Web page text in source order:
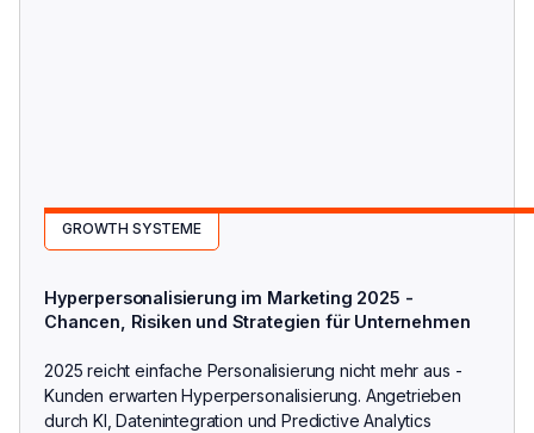
GROWTH SYSTEME
Hyperpersonalisierung im Marketing 2025 -
Chancen, Risiken und Strategien für Unternehmen
2025 reicht einfache Personalisierung nicht mehr aus -
Kunden erwarten Hyperpersonalisierung. Angetrieben
durch KI, Datenintegration und Predictive Analytics